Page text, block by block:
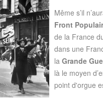
Même s’il
Front
de la France
dans une
la Grande
là le moyen
point d'orgue